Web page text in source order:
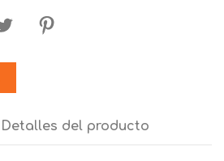
Detalles del producto